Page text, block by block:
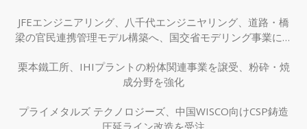
JFEエンジニアリング、八千代エンジニヤリング、道路・橋
梁の官民連携管理モデル構築へ、国交省モデリング事業に採
栗本鐵工所、IHIプラントの粉体関連事業を譲受、粉砕・焼
成分野を強化
プライメタルズ テクノロジーズ、中国WISCO向けCSP鋳造
圧延ライン改造を受注